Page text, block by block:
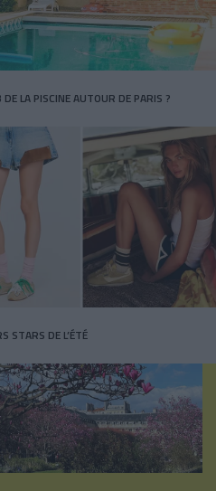
LA PISCINE AUTOUR DE PARIS ?
STARS DE L’ÉTÉ